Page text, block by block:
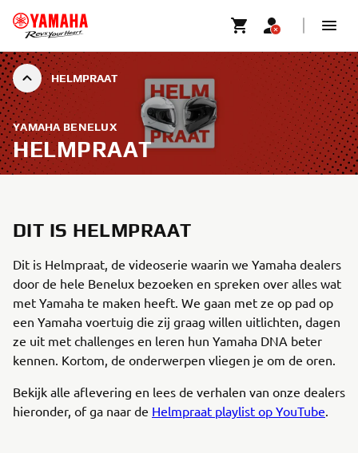
HELMPRAAT
YAMAHA BENELUX
HELMPRAAT
DIT IS HELMPRAAT
Dit is Helmpraat, de videoserie waarin we Yamaha dealers
door de hele Benelux bezoeken en spreken over alles wat
met Yamaha te maken heeft. We gaan met ze op pad op
een Yamaha voertuig die zij graag willen uitlichten, dagen
ze uit met challenges en leren hun Yamaha DNA beter
kennen. Kortom, de onderwerpen vliegen je om de oren.
Bekijk alle aflevering en lees de verhalen van onze dealers
hieronder, of ga naar de Helmpraat playlist op YouTube.